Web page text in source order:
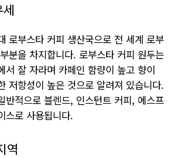
로부스타 커피 생산국으로 전 세계 로부
분을 차지합니다. 로부스타 커피 원두는
서 잘 자라며 카페인 함량이 높고 향이
저항성이 높은 것으로 알려져 있습니다.
반적으로 블렌드, 인스턴트 커피, 에스프
스로 사용됩니다.
역